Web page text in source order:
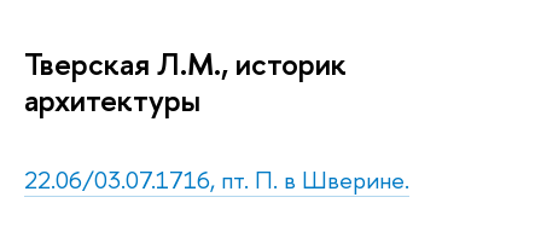
Тверская Л.М., историк
архитектуры
22.06/03.07.1716, пт. П. в Шверине.